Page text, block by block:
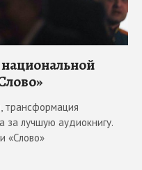
трансформация
за лучшую аудиокнигу.
«Слово»